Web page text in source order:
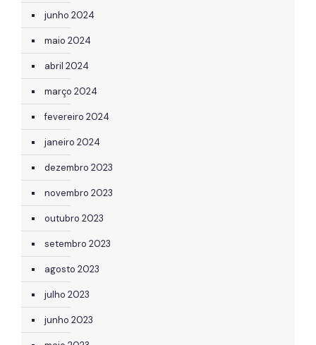
junho 2024
maio 2024
abril 2024
março 2024
fevereiro 2024
janeiro 2024
dezembro 2023
novembro 2023
outubro 2023
setembro 2023
agosto 2023
julho 2023
junho 2023